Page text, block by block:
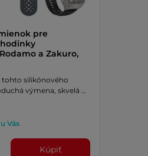
pre
a Zakuro,
silikónového
výmena, skvelá …
Vás
Kúpiť